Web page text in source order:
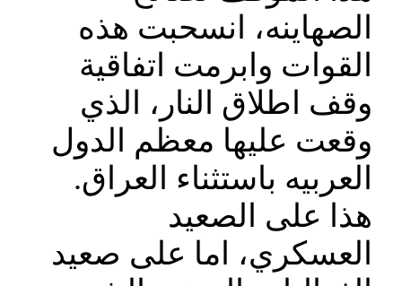
الصهاينه، انسحبت هذه
القوات وابرمت اتفاقية
وقف اطلاق النار، الذي
وقعت عليها معظم الدول
العربيه باستثناء العراق.
هذا على الصعيد
العسكري، اما على صعيد